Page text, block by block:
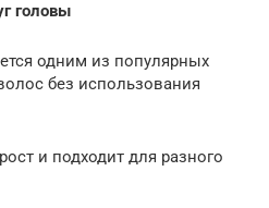
головы
одним из популярных
без использования
и подходит для разного